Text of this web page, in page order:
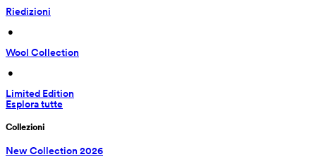
Riedizioni
•
Wool Collection
•
Limited Edition
Esplora tutte
Collezioni
New Collection 2026